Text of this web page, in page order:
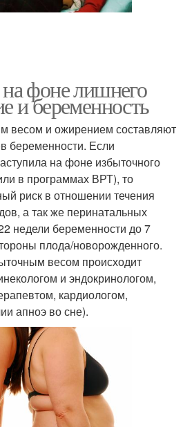
фоне лишнего
и беременность
весом и ожирением составляют
беременности. Если
на фоне избыточного
в программах ВРТ), то
риск в отношении течения
а так же перинатальных
недели беременности до 7
плода/новорожденного.
весом происходит
и эндокринологом,
кардиологом,
апноэ во сне).